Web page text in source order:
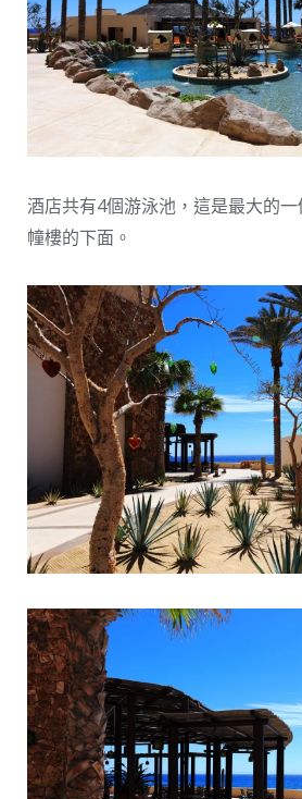
酒店共有4個游泳池，這是最大的
幢樓的下面。